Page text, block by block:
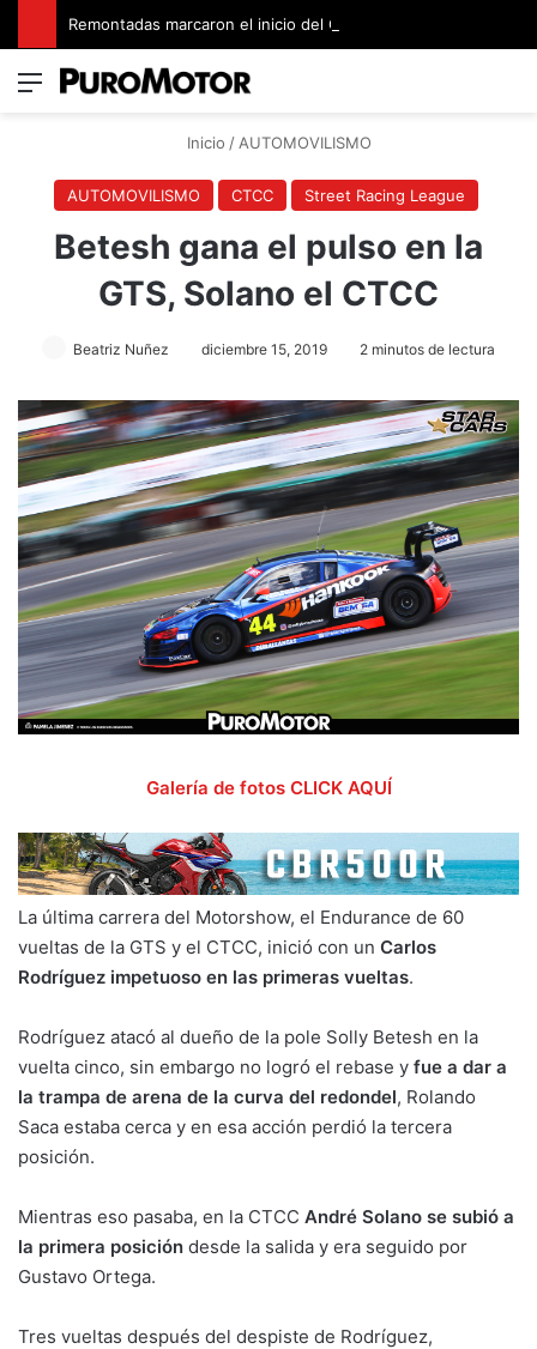
Menú
Inicio / AUTOMOVILISMO
AUTOMOVILISMO CTCC Street Racing League
Betesh gana el pulso en la
GTS, Solano el CTCC
Beatriz Nuñez diciembre 15, 2019 2 minutos de lectura
Galería de fotos CLICK AQUÍ
La última carrera del Motorshow, el Endurance de 60
vueltas de la GTS y el CTCC, inició con un Carlos
Rodríguez impetuoso en las primeras vueltas.
Rodríguez atacó al dueño de la pole Solly Betesh en la
vuelta cinco, sin embargo no logró el rebase y fue a dar a
la trampa de arena de la curva del redondel, Rolando
Saca estaba cerca y en esa acción perdió la tercera
posición.
Mientras eso pasaba, en la CTCC André Solano se subió a
la primera posición desde la salida y era seguido por
Gustavo Ortega.
Tres vueltas después del despiste de Rodríguez,